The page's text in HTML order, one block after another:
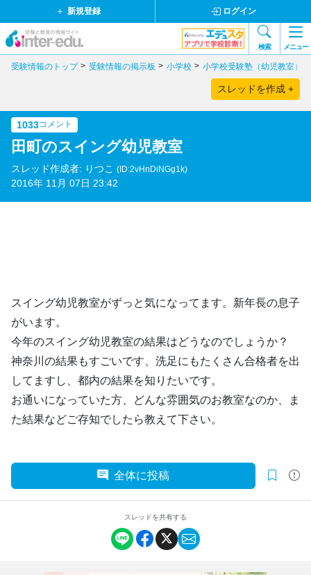
新規登録 ログイン
検索 メニュー
受験情報のトップ 受験情報の掲示板 小学校 小学校受験塾（幼児教室）
スレッドを作成 +
1033コメント
田町のスイング幼児教室
スレッド作成者: りつこ (ID:2vHnDiNGg1k)
2016年 11月 07日 23:42
スイング幼児教室がずっと気になってます。新年長の息子
がいます。
今年のスイング幼児教室の結果はどうなのでしょうか？
神奈川の結果もすごいです、洗足にもたくさん合格者を出
してますし、都内の結果を知りたいです。
お通いになっていた方、どんな雰囲気のお教室なのか、ま
た結果などご存知でしたら教えて下さい。
全体に投稿
スレッドを共有する